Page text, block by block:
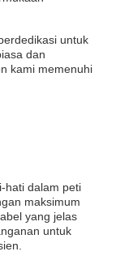
untuk
dan
kami memenuhi
hati dalam peti
maksimum
yang jelas
untuk